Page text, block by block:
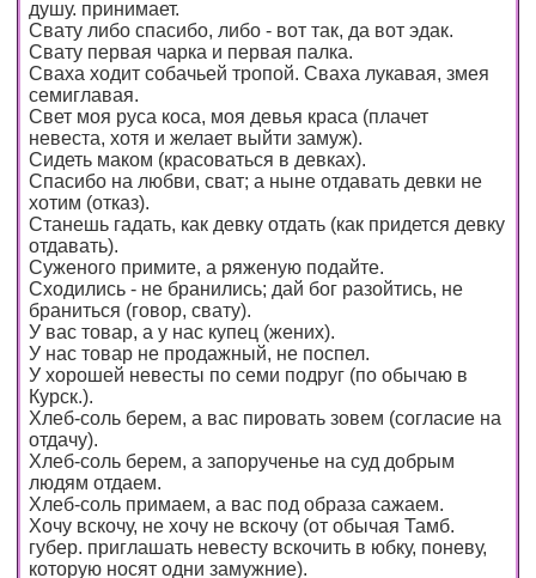
душу. принимает.
Свату либо спасибо, либо - вот так, да вот эдак.
Свату первая чарка и первая палка.
Сваха ходит собачьей тропой. Сваха лукавая, змея
семиглавая.
Свет моя руса коса, моя девья краса (плачет
невеста, хотя и желает выйти замуж).
Сидеть маком (красоваться в девках).
Спасибо на любви, сват; а ныне отдавать девки не
хотим (отказ).
Станешь гадать, как девку отдать (как придется девку
отдавать).
Суженого примите, а ряженую подайте.
Сходились - не бранились; дай бог разойтись, не
браниться (говор, свату).
У вас товар, а у нас купец (жених).
У нас товар не продажный, не поспел.
У хорошей невесты по семи подруг (по обычаю в
Курск.).
Хлеб-соль берем, а вас пировать зовем (согласие на
отдачу).
Хлеб-соль берем, а запорученье на суд добрым
людям отдаем.
Хлеб-соль примаем, а вас под образа сажаем.
Хочу вскочу, не хочу не вскочу (от обычая Тамб.
губер. приглашать невесту вскочить в юбку, поневу,
которую носят одни замужние).